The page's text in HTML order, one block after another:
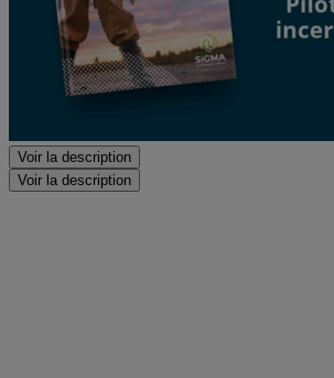
Voir la description
Voir la description